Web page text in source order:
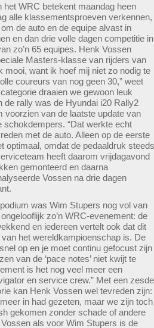
het WRC betekent maandag heen
alle klassementsproeven verkennen,
om de auto en de equipe alvast in
en dan drie volle dagen competitie in
zo’n 65 equipes. Henk Vossen
Masters-klasse van rijders van
mooi, want ik hoef mij niet zo nodig te
coureurs van nog geen 30,” weet
draaien we gewoon leuk
de rally was de Hyundai i20 Rally2
voorzien van de laatste update van
schokdempers. “Dat werkte echt
met de auto. Alleen op de eerste
optimaal, omdat de pedaaldruk steeds
heeft daarom vrijdagavond
gemonteerd en daarna
Vossen na drie dagen
was Wim Stupers nog vol van
zo’n WRC-evenement: de
en iedereen vertelt ook dat dit
het wereldkampioenschap is. De
op en je moet continu gefocust zijn
van de ‘pace notes’ niet kwijt te
is het nog veel meer een
en service crew.” Met een zesde
kan Henk Vossen wel tevreden zijn:
in had gezeten, maar we zijn toch
gekomen zonder schade of andere
als voor Wim Stupers is de